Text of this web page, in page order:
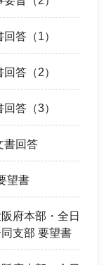
答（1）
答（2）
答（3）
書回答
望書
府本部・全日
支部 要望書